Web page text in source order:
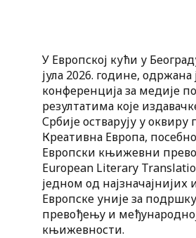
У Европској кући у
јула 2026. године, одржана
конференција за медије
резултатима које
Србије остварују у оквиру
Креативна Европа,
Европски књижевни
European Literary
једном од најзначајнијих
Европске уније за
превођењу и
књижевности.